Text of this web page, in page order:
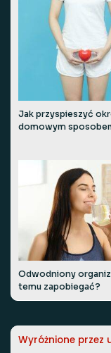
Jak przyspieszyć
domowym
Odwodniony
temu zapobiegać?
Wyróżnione przez